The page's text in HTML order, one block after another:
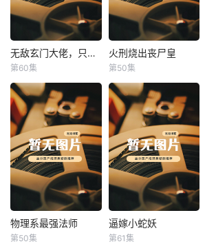
无敌玄门大佬，只听姐姐的话 无敌玄门大佬，只听姐姐的话
第60集
火刑烧出丧尸皇
火刑烧出丧尸皇
第50集
物理系最强法师
物理系最强法师
第50集
逼嫁小蛇妖
逼嫁小蛇妖
第61集